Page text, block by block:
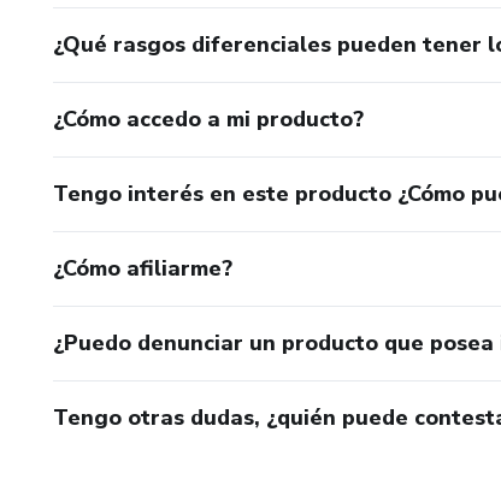
¿Qué rasgos diferenciales pueden tener
¿Cómo accedo a mi producto?
Tengo interés en este producto ¿Cómo
¿Cómo afiliarme?
¿Puedo denunciar un producto que
Tengo otras dudas, ¿quién puede